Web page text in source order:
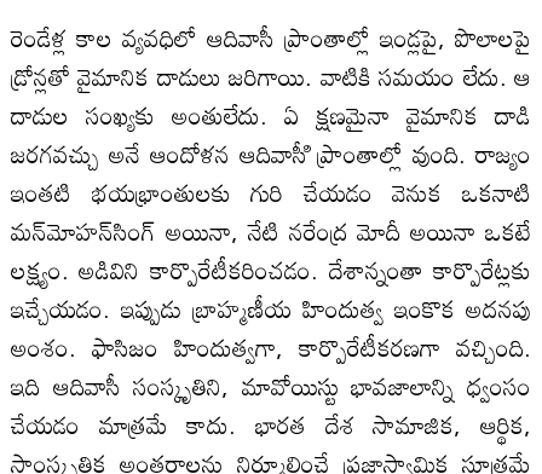
రెండేళ్ల కాల వ్యవధిలో ఆదివాసీ ప్రాంతాల్లో ఇండ్లపై, పొలాలపై
డ్రోన్లతో వైమానిక దాడులు జరిగాయి. వాటికి సమయం లేదు. ఆ
దాడుల సంఖ్యకు అంతులేదు. ఏ క్షణమైనా వైమానిక దాడి
జరగవచ్చు అనే ఆందోళన ఆదివాసీి ప్రాంతాల్లో వుంది. రాజ్యం
ఇంతటి భయభ్రాంతులకు గురి చేయడం వెనుక ఒకనాటి
మన్‌మోహన్‌సింగ్‌ అయినా, నేటి నరేంద్ర మోదీ అయినా ఒకటే
లక్ష్యం. అడివిని కార్పొరేటీకరించడం. దేశాన్నంతా కార్పొరేట్లకు
ఇచ్చేయడం. ఇప్పుడు బ్రాహ్మణీయ హిందుత్వ ఇంకొక అదనపు
అంశం. ఫాసిజం హిందుత్వగా, కార్పొరేటీకరణగా వచ్చింది.
ఇది ఆదివాసీ సంస్కృతిని, మావోయిస్టు భావజాలాన్ని ధ్వంసం
చేయడం మాత్రమే కాదు. భారత దేశ సామాజిక, ఆర్థిక,
సాంస్కృతిక అంతరాలను నిర్మూలించే ప్రజాస్వామిక సూత్రమే